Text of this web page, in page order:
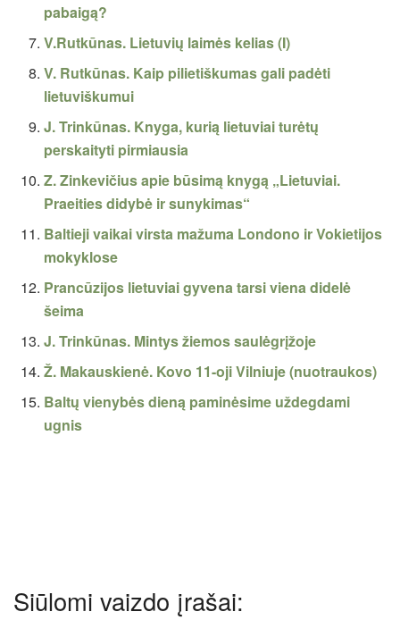
pabaigą?
V.Rutkūnas. Lietuvių laimės kelias (I)
V. Rutkūnas. Kaip pilietiškumas gali padėti
lietuviškumui
J. Trinkūnas. Knyga, kurią lietuviai turėtų
perskaityti pirmiausia
Z. Zinkevičius apie būsimą knygą „Lietuviai.
Praeities didybė ir sunykimas“
Baltieji vaikai virsta mažuma Londono ir Vokietijos
mokyklose
Prancūzijos lietuviai gyvena tarsi viena didelė
šeima
J. Trinkūnas. Mintys žiemos saulėgrįžoje
Ž. Makauskienė. Kovo 11-oji Vilniuje (nuotraukos)
Baltų vienybės dieną paminėsime uždegdami
ugnis
Siūlomi vaizdo įrašai: